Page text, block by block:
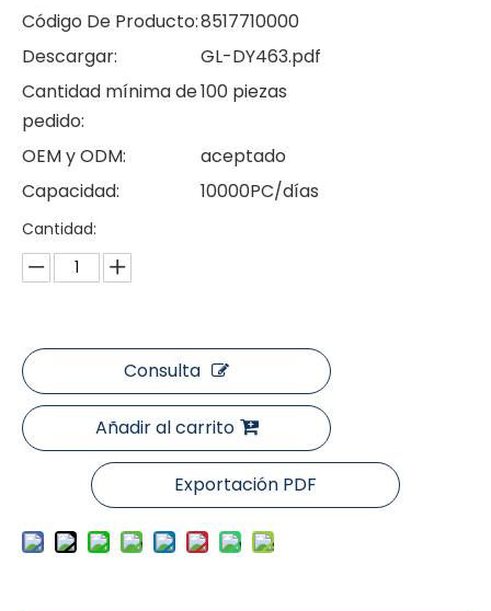
Código De Producto:8517710000
Descargar:
GL-DY463.pdf
Cantidad mínima de
pedido:
100 piezas
OEM y ODM:
aceptado
Capacidad:
10000PC/días
Cantidad:
Consulta
Añadir al carrito
Exportación PDF